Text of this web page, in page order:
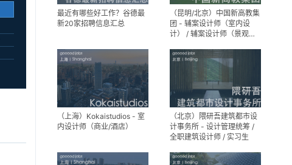
最近有哪些好工作？谷德最
新20家招聘信息汇总
（昆明/北京）中国新高教集
团 - 辅案设计师（室内设
计） / 辅案设计师（景观设
间组长 / 平面设计高级经理 /
展陈设计高级经理
（上海）Kokaistudios - 室
内设计师（商业/酒店）
（北京）隈研吾建筑都市设
计事务所 - 设计管理统筹 /
全职建筑设计师 / 实习生